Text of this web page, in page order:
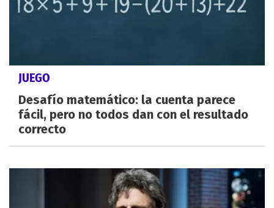
JUEGO
Desafío matemático: la cuenta parece
fácil, pero no todos dan con el resultado
correcto